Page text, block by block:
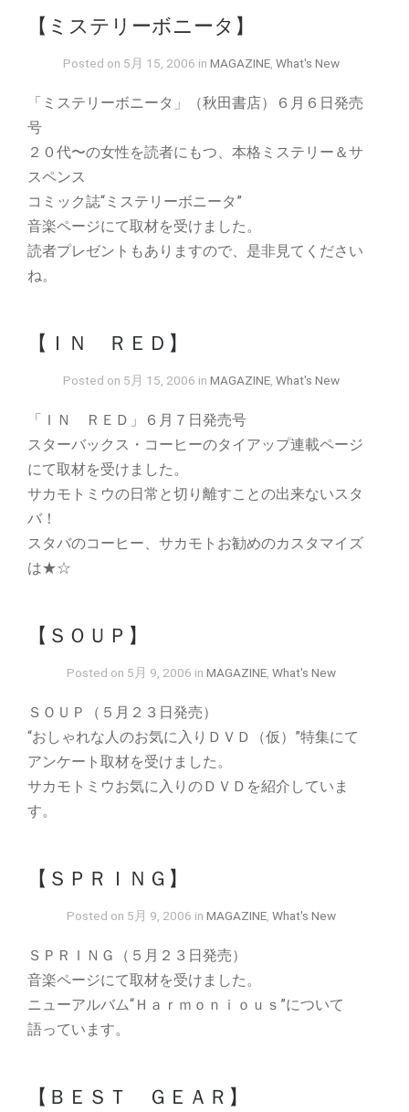
【ミステリーボニータ】
Posted on 5月 15, 2006 in MAGAZINE, What's New
「ミステリーボニータ」（秋田書店）６月６日発売
号
２０代〜の女性を読者にもつ、本格ミステリー＆サ
スペンス
コミック誌“ミステリーボニータ”
音楽ページにて取材を受けました。
読者プレゼントもありますので、是非見てください
ね。
【ＩＮ ＲＥＤ】
Posted on 5月 15, 2006 in MAGAZINE, What's New
「ＩＮ ＲＥＤ」６月７日発売号
スターバックス・コーヒーのタイアップ連載ページ
にて取材を受けました。
サカモトミウの日常と切り離すことの出来ないスタ
バ！
スタバのコーヒー、サカモトお勧めのカスタマイズ
は★☆
【ＳＯＵＰ】
Posted on 5月 9, 2006 in MAGAZINE, What's New
ＳＯＵＰ（５月２３日発売）
“おしゃれな人のお気に入りＤＶＤ（仮）”特集にて
アンケート取材を受けました。
サカモトミウお気に入りのＤＶＤを紹介していま
す。
【ＳＰＲＩＮＧ】
Posted on 5月 9, 2006 in MAGAZINE, What's New
ＳＰＲＩＮＧ（５月２３日発売）
音楽ページにて取材を受けました。
ニューアルバム“Ｈａｒｍｏｎｉｏｕｓ”について
語っています。
【ＢＥＳＴ ＧＥＡＲ】